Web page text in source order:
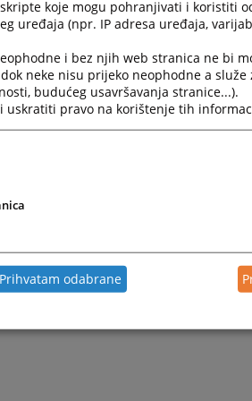
Tuzli na adresi :
369-391
koje mogu pohranjivati i koristiti
uređaja (npr. IP adresa uređaja,
i bez njih web stranica ne bi
neke nisu prijeko neophodne a služe
budućeg usavršavanja stranice...).
uskratiti pravo na korištenje tih
Prihvatam odabrane